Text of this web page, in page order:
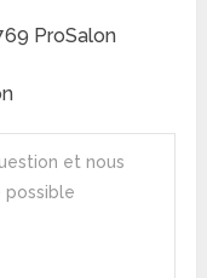
ProSalon